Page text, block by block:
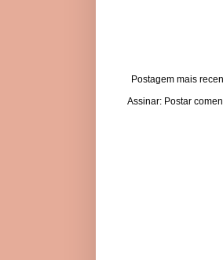
Postagem mais
Assinar: Postar